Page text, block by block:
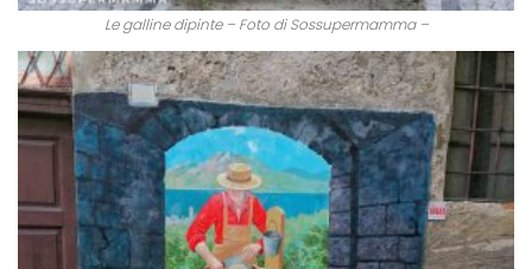
Le galline dipinte – Foto di Sossupermamma –